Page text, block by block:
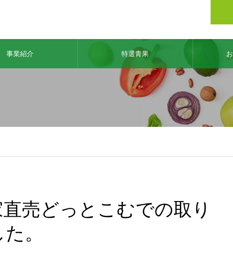
事業紹介 特選青果
売どっとこむでの取り
。